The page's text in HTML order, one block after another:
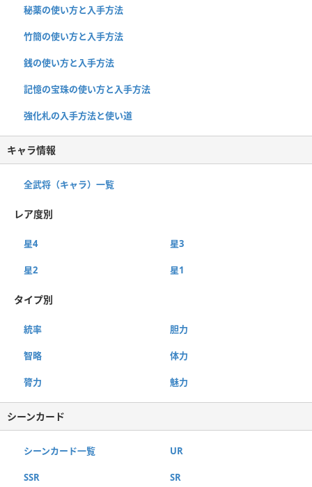
秘薬の使い方と入手方法
竹簡の使い方と入手方法
銭の使い方と入手方法
記憶の宝珠の使い方と入手方法
強化札の入手方法と使い道
キャラ情報
全武将（キャラ）一覧
レア度別
星4 星3
星2 星1
タイプ別
統率 胆力
智略 体力
膂力 魅力
シーンカード
シーンカード一覧 UR
SSR SR